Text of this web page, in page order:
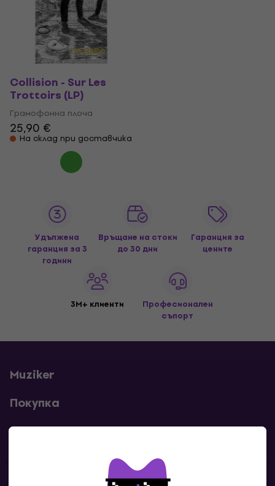
Collision - Sur Les
Trottoirs (LP)
Грамофонна плоча
25,90 €
На склад при доставчика
Удължена
гаранция за 3
години
Връщане на стоки
до 30 дни
Гаранция за
цените
3M+ клиенти
Професионален
съпорт
Muziker
Покупка
Полезни линкове